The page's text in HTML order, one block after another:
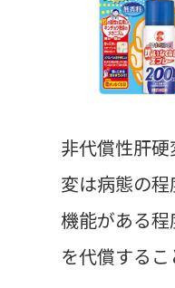
非代償性肝
変は病態の
機能がある
を代償する